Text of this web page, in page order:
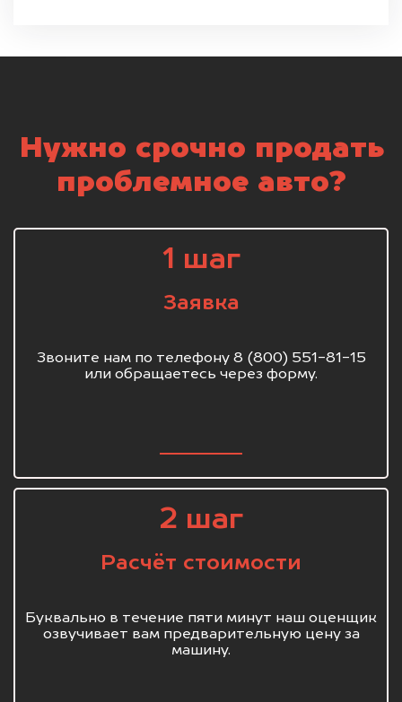
Нужно срочно продать
проблемное авто?
1 шаг
Заявка
Звоните нам по телефону 8 (800) 551-81-15
или обращаетесь через форму.
2 шаг
Расчёт стоимости
Буквально в течение пяти минут наш оценщик
озвучивает вам предварительную цену за
машину.